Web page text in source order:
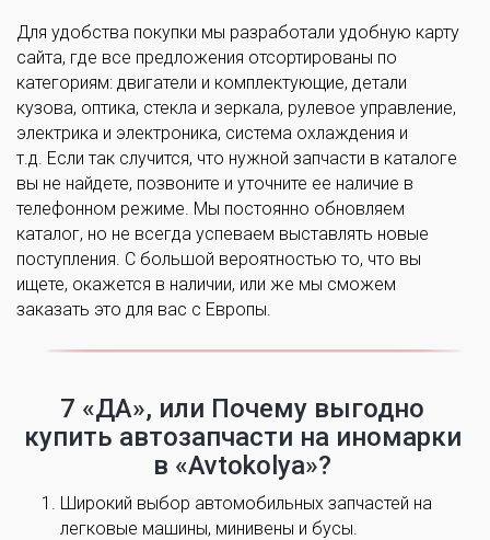
Для удобства покупки мы разработали удобную карту
сайта, где все предложения отсортированы по
категориям: двигатели и комплектующие, детали
кузова, оптика, стекла и зеркала, рулевое управление,
электрика и электроника, система охлаждения и
т.д. Если так случится, что нужной запчасти в каталоге
вы не найдете, позвоните и уточните ее наличие в
телефонном режиме. Мы постоянно обновляем
каталог, но не всегда успеваем выставлять новые
поступления. С большой вероятностью то, что вы
ищете, окажется в наличии, или же мы сможем
заказать это для вас с Европы.
7 «ДА», или Почему выгодно
купить автозапчасти на иномарки
в «Avtokolya»?
Широкий выбор автомобильных запчастей на
легковые машины, минивены и бусы.